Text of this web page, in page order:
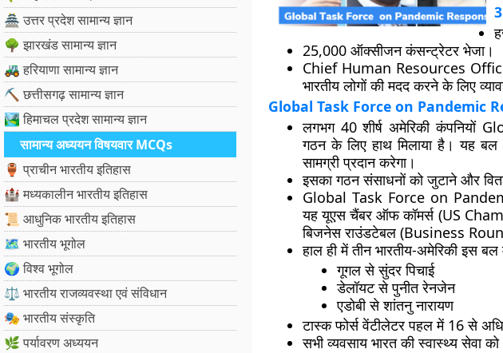
🏯 उत्तर प्रदेश सामान्य ज्ञान
🌳 झारखंड सामान्य ज्ञान
🚜 हरियाणा सामान्य ज्ञान
⛏️ छत्तीसगढ़ सामान्य ज्ञान
🏞️ हिमाचल प्रदेश सामान्य ज्ञान
सामान्य अध्ययन विषयवार MCQs
🏺 प्राचीन भारतीय इतिहास
🏰 मध्यकालीन भारतीय इतिहास
📜 आधुनिक भारतीय इतिहास
🗺️ भारतीय भूगोल
🌍 विश्व भूगोल
⚖️ भारतीय राजव्यवस्था एवं संविधान
🎭 भारतीय संस्कृति
🌿 पर्यावरण अध्ययन
25,000 ऑक्सीजन कंसन्ट्रेटर भेजा।
Chief Human Resources
भारतीय लोगों की मदद करने के लिए
Global Task Force on Pandemic
लगभग 40 शीर्ष अमेरिकी
गठन के लिए हाथ मिलाया है। यह बल
सामग्री प्रदान करेगा।
इसका गठन संसाधनों को जुटाने और
Global Task Force on
यह यूएस चैंबर ऑफ कॉमर्स (US
बिजनेस राउंडटेबल (Business
हाल ही में तीन भारतीय-अमेरिकी इस
गूगल से सुंदर पिचाई
डेलॉयट से पुनीत रेनजेन
एडोबी से शांतनु नारायण
टास्क फोर्स वेंटीलेटर पहल में 16 से
सभी व्यवसाय भारत की स्वास्थ्य सेवा